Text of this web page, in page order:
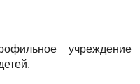
учреждение